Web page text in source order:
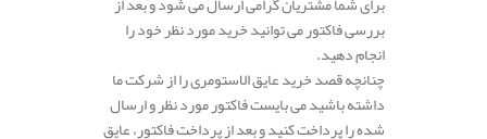
بررسی فاکتور می توانید خرید مورد نظر خود را
انجام دهید.
چنانچه قصد خرید عایق الاستومری را از شرکت ما
داشته باشید می بایست فاکتور مورد نظر و ارسال
شده را پرداخت کنید و بعد از پرداخت فاکتور، عایق